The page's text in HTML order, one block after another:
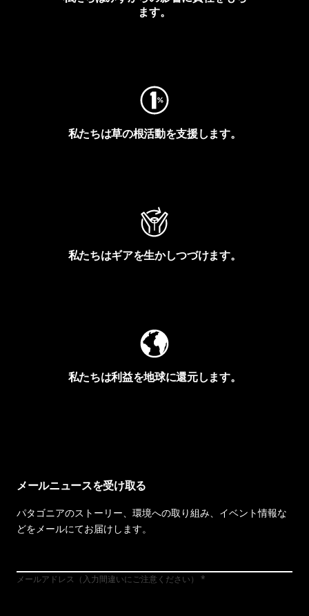
ます。
私たちは草の根活動を支援します。
私たちはギアを生かしつづけます。
私たちは利益を地球に還元します。
メールニュースを受け取る
パタゴニアのストーリー、環境への取り組み、イベント情報な
どをメールにてお届けします。
メールアドレス（入力間違いにご注意ください）